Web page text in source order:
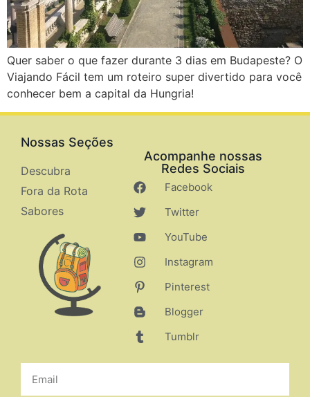
Quer saber o que fazer durante 3 dias em Budapeste? O
Viajando Fácil tem um roteiro super divertido para você
conhecer bem a capital da Hungria!
Nossas Seções
Descubra
Fora da Rota
Sabores
Acompanhe nossas
Redes Sociais
Facebook
Twitter
YouTube
Instagram
Pinterest
Blogger
Tumblr